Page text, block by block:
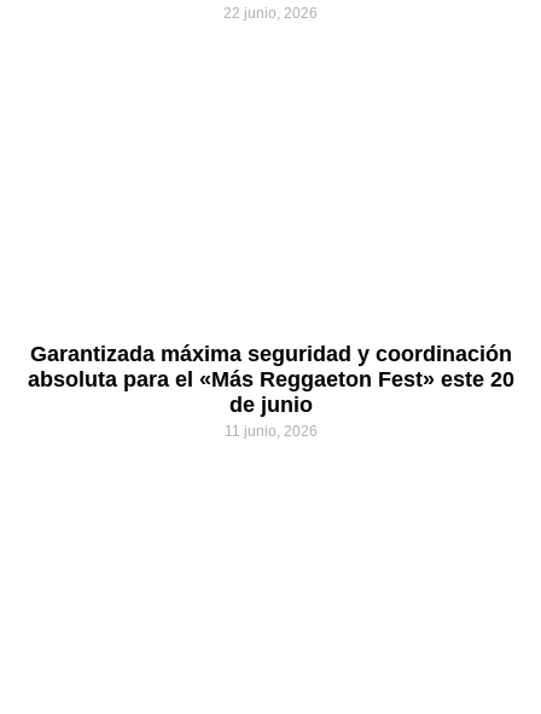
22 junio, 2026
Garantizada máxima seguridad y coordinación
absoluta para el «Más Reggaeton Fest» este 20
de junio
11 junio, 2026